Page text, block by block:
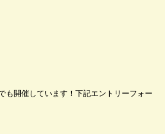
も開催しています！下記エントリーフォー